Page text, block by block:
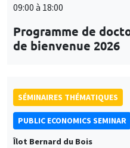
09:00 à 18:00
Programme de
de bienvenue 2026
SÉMINAIRES THÉMATIQUES
PUBLIC ECONOMICS SEMINAR
Îlot Bernard du Bois